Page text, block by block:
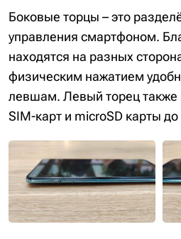
Боковые торцы – это
управления смартфоном.
находятся на разных
физическим нажатием
левшам. Левый торец также
SIM-карт и microSD карты до